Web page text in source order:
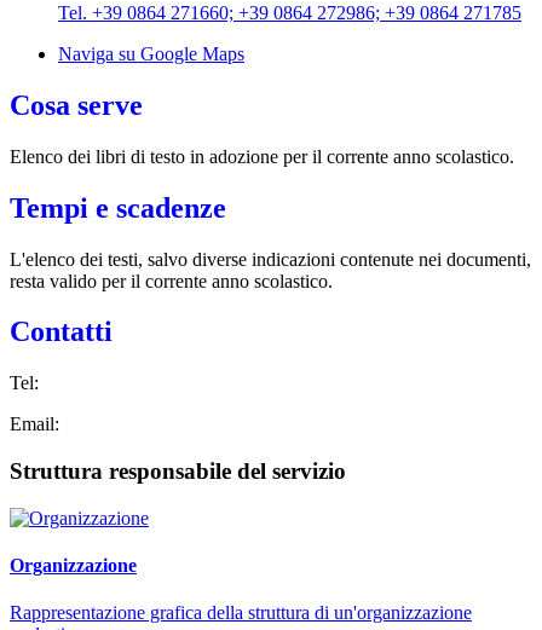
Tel. +39 0864 271660; +39 0864 272986; +39 0864 271785
Naviga su Google Maps
Cosa serve
Elenco dei libri di testo in adozione per il corrente anno scolastico.
Tempi e scadenze
L'elenco dei testi, salvo diverse indicazioni contenute nei documenti,
resta valido per il corrente anno scolastico.
Contatti
Tel:
Email:
Struttura responsabile del servizio
Organizzazione
Rappresentazione grafica della struttura di un'organizzazione